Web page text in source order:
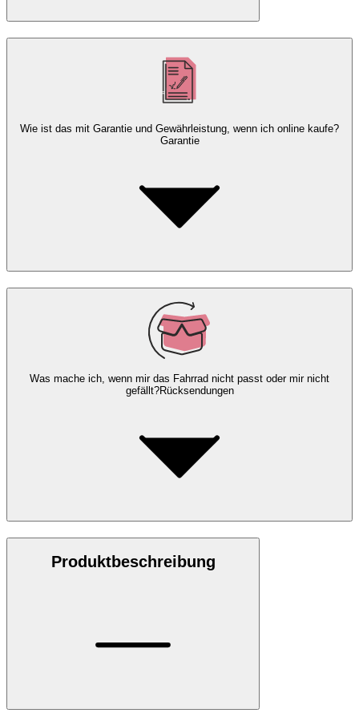
Wie ist das mit Garantie und Gewährleistung, wenn ich online kaufe?
Garantie
Was mache ich, wenn mir das Fahrrad nicht passt oder mir nicht
gefällt?Rücksendungen
Produktbeschreibung